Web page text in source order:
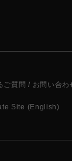
ご質問 / お問い合わ
Site (English)